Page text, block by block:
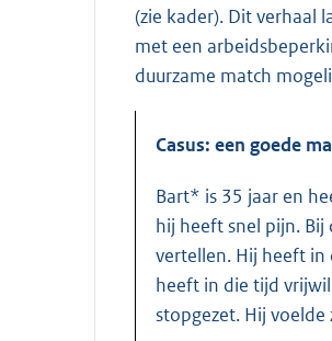
(zie kader). Dit verhaal
met een
duurzame match
Casus: een goede
Bart* is 35 jaar en
hij heeft snel pijn.
vertellen. Hij heeft in
heeft in die tijd
stopgezet. Hij